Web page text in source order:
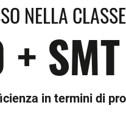
NELLA
in termini di